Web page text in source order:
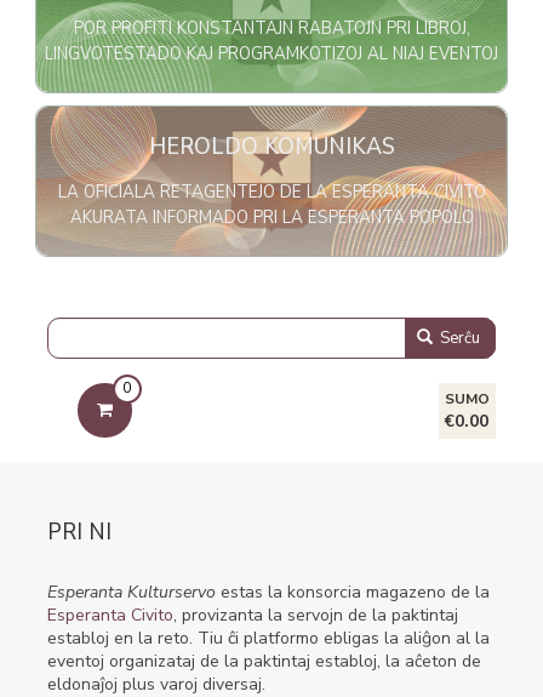
POR PROFITI KONSTANTAJN RABATOJN PRI LIBROJ,
LINGVOTESTADO KAJ PROGRAMKOTIZOJ AL NIAJ EVENTOJ
Bildo
HEROLDO KOMUNIKAS
LA OFICIALA RETAGENTEJO DE LA ESPERANTA CIVITO
AKURATA INFORMADO PRI LA ESPERANTA POPOLO
Serĉu
0
SUMO
€0.00
PRI NI
Esperanta Kulturservo estas la konsorcia magazeno de la
Esperanta Civito, provizanta la servojn de la paktintaj
establoj en la reto. Tiu ĉi platformo ebligas la aliĝon al la
eventoj organizataj de la paktintaj establoj, la aĉeton de
eldonaĵoj plus varoj diversaj.